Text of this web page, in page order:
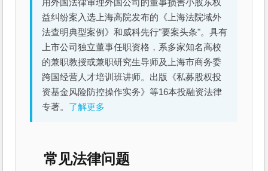
用外国法律审理外国公司的董事损害小股东权
益纠纷案入选上海高院发布的《上海法院域外
法查明典型案例》和威科先行"要案头条"。具有
上市公司独立董事任职资格，系多家知名高校
的兼职教授或兼职研究生导师及上海市商务委
跨国经营人才培训班讲师。出版《私募股权投
资基金风险防控操作实务》等16本投融资法律
专著。 了解更多
常见法律问题